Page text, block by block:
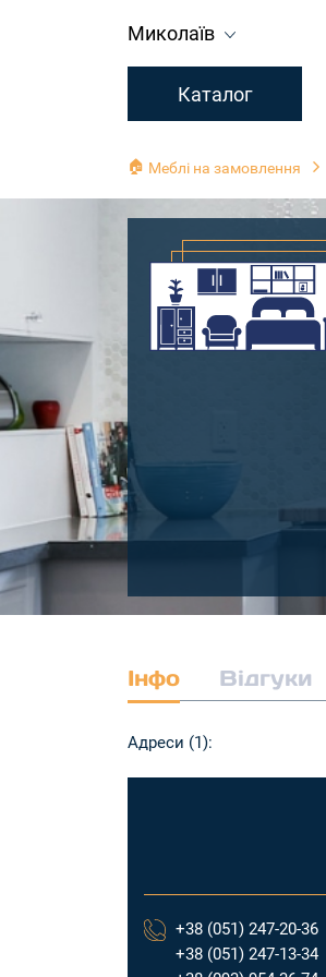
Миколаїв
Каталог
🏠 Меблі на замовлення
Інфо Відгуки
Адреси (1):
+38 (051) 247-20-36
+38 (051) 247-13-34